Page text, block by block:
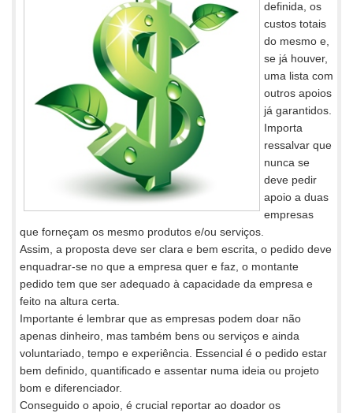
definida, os
custos totais
do mesmo e,
se já houver,
uma lista com
outros apoios
já garantidos.
Importa
ressalvar que
nunca se
deve pedir
apoio a duas
empresas
que forneçam os mesmo produtos e/ou serviços.
Assim, a proposta deve ser clara e bem escrita, o pedido deve
enquadrar-se no que a empresa quer e faz, o montante
pedido tem que ser adequado à capacidade da empresa e
feito na altura certa.
Importante é lembrar que as empresas podem doar não
apenas dinheiro, mas também bens ou serviços e ainda
voluntariado, tempo e experiência. Essencial é o pedido estar
bem definido, quantificado e assentar numa ideia ou projeto
bom e diferenciador.
Conseguido o apoio, é crucial reportar ao doador os